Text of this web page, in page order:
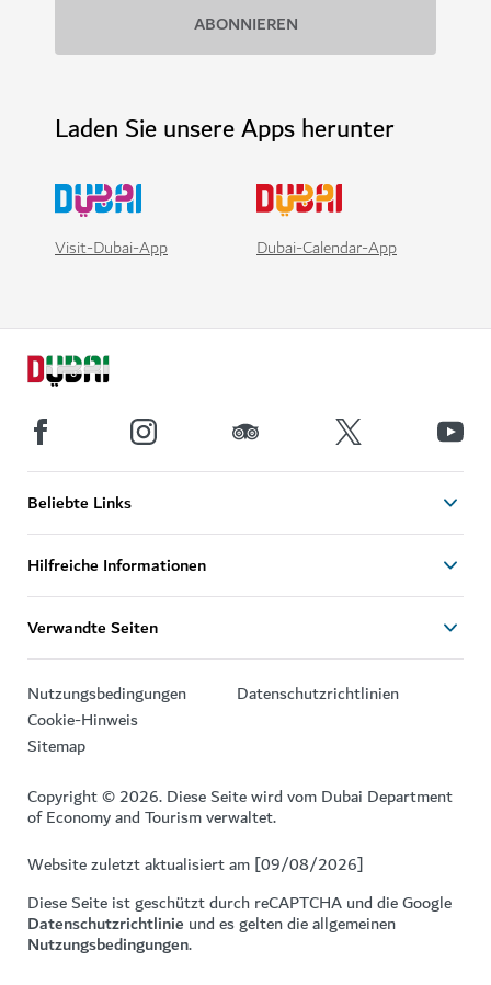
Laden Sie unsere Apps herunter
Visit-Dubai-App Dubai-Calendar-App
Beliebte Links
Hilfreiche Informationen
Verwandte Seiten
Nutzungsbedingungen
Datenschutzrichtlinien
Cookie-Hinweis
Sitemap
Copyright © 2026. Diese Seite wird vom Dubai Department
of Economy and Tourism verwaltet.
Website zuletzt aktualisiert am [09/08/2026]
Diese Seite ist geschützt durch reCAPTCHA und die Google
Datenschutzrichtlinie und es gelten die allgemeinen
Nutzungsbedingungen.